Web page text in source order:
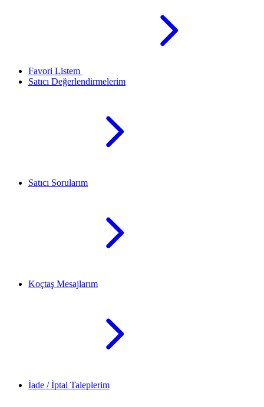
Favori Listem
Satıcı Değerlendirmelerim
Satıcı Sorularım
Koçtaş Mesajlarım
İade / İptal Taleplerim